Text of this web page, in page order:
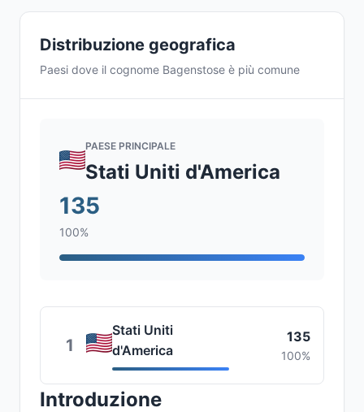
Distribuzione geografica
Paesi dove il cognome Bagenstose è più comune
PAESE PRINCIPALE
Stati Uniti d'America
135
100%
1
Stati Uniti
d'America
135
100%
Introduzione